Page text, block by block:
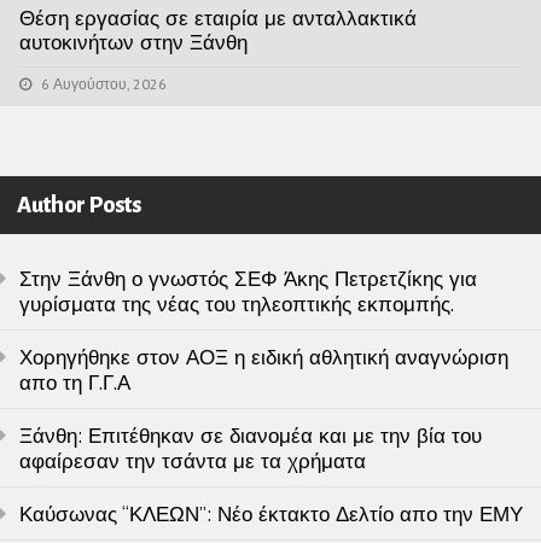
Θέση εργασίας σε εταιρία με ανταλλακτικά
αυτοκινήτων στην Ξάνθη
6 Αυγούστου, 2026
Author Posts
Στην Ξάνθη ο γνωστός ΣΕΦ Άκης Πετρετζίκης για
γυρίσματα της νέας του τηλεοπτικής εκπομπής.
Χορηγήθηκε στον ΑΟΞ η ειδική αθλητική αναγνώριση
απο τη Γ.Γ.Α
Ξάνθη: Επιτέθηκαν σε διανομέα και με την βία του
αφαίρεσαν την τσάντα με τα χρήματα
Καύσωνας “ΚΛΕΩΝ”: Νέο έκτακτο Δελτίο απο την ΕΜΥ